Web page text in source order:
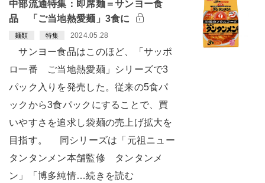
中部流通特集：即席麺＝サンヨー食
品 「ご当地熱愛麺」3食に
麺類 特集 2024.05.28
サンヨー食品はこのほど、「サッポ
ロ一番 ご当地熱愛麺」シリーズで3
パック入りを発売した。従来の5食パ
ックから3食パックにすることで、買
いやすさを追求し袋麺の売上げ拡大を
目指す。 同シリーズは「元祖ニュー
タンタンメン本舗監修 タンタンメ
ン」「博多純情…続きを読む